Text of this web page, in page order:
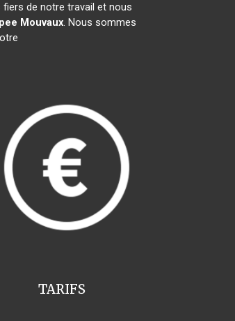
de notre travail et nous
Mouvaux. Nous sommes
TARIFS